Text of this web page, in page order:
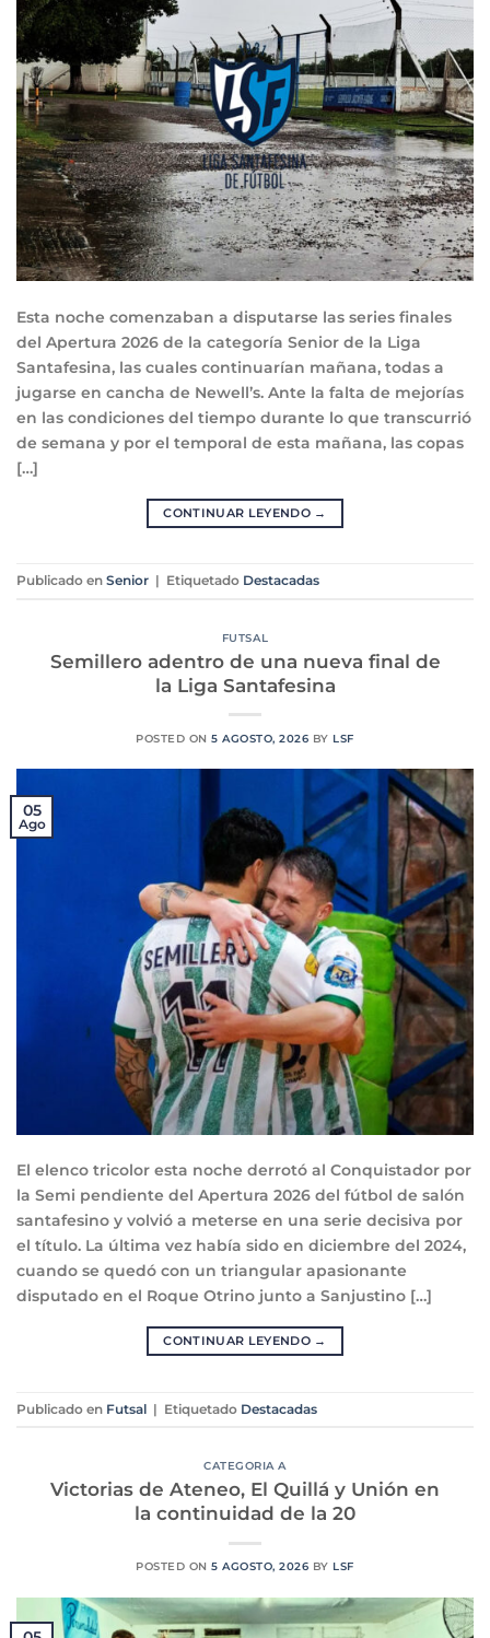
Esta noche comenzaban a disputarse las series finales
del Apertura 2026 de la categoría Senior de la Liga
Santafesina, las cuales continuarían mañana, todas a
jugarse en cancha de Newell’s. Ante la falta de mejorías
en las condiciones del tiempo durante lo que transcurrió
de semana y por el temporal de esta mañana, las copas
[…]
CONTINUAR LEYENDO →
Publicado en Senior Etiquetado Destacadas
FUTSAL
Semillero adentro de una nueva final de
la Liga Santafesina
POSTED ON5 AGOSTO, 2026 BY LSF
05
Ago
El elenco tricolor esta noche derrotó al Conquistador por
la Semi pendiente del Apertura 2026 del fútbol de salón
santafesino y volvió a meterse en una serie decisiva por
el título. La última vez había sido en diciembre del 2024,
cuando se quedó con un triangular apasionante
disputado en el Roque Otrino junto a Sanjustino […]
CONTINUAR LEYENDO →
Publicado en Futsal | Etiquetado Destacadas
CATEGORIA A
Victorias de Ateneo, El Quillá y Unión en
la continuidad de la 20
POSTED ON5 AGOSTO, 2026 BY LSF